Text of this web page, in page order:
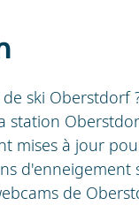
ski Oberstdorf
mises à jour
d'enneigement
de